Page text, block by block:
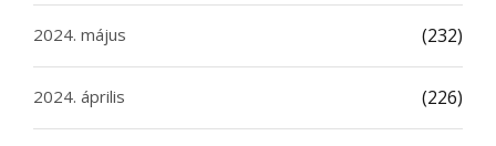
2024. május (232)
2024. április (226)